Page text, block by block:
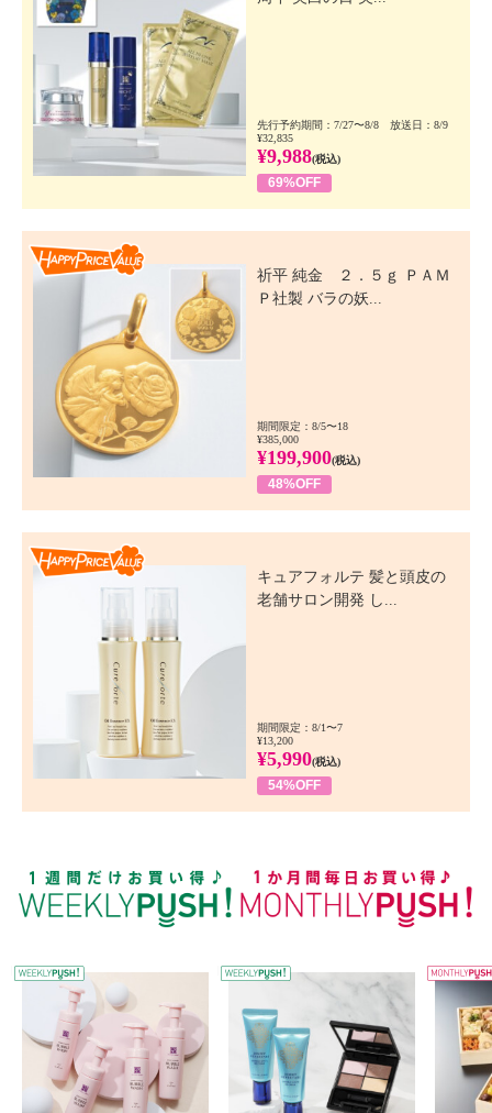
先行予約期間：7/27〜8/8 放送日：8/9
¥32,835
¥9,988(税込)
69%OFF
祈平 純金 ２．５ｇ ＰＡＭ
Ｐ社製 バラの妖...
期間限定：8/5〜18
¥385,000
¥199,900(税込)
48%OFF
キュアフォルテ 髪と頭皮の
老舗サロン開発 し...
期間限定：8/1〜7
¥13,200
¥5,990(税込)
54%OFF
WEEKLY PUSH